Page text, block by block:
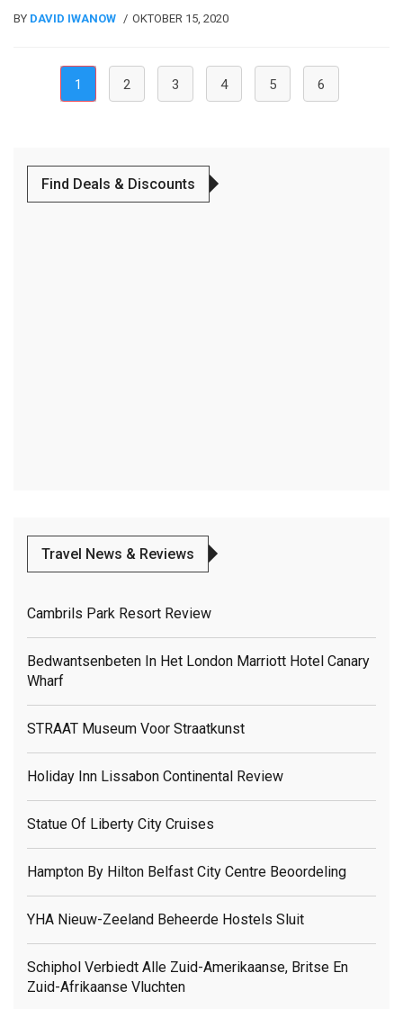
BY DAVID IWANOW OKTOBER 15, 2020
1 (current)
2 3 4 5 6
Find Deals & Discounts
Travel News & Reviews
Cambrils Park Resort Review
Bedwantsenbeten In Het London Marriott Hotel Canary
Wharf
STRAAT Museum Voor Straatkunst
Holiday Inn Lissabon Continental Review
Statue Of Liberty City Cruises
Hampton By Hilton Belfast City Centre Beoordeling
YHA Nieuw-Zeeland Beheerde Hostels Sluit
Schiphol Verbiedt Alle Zuid-Amerikaanse, Britse En
Zuid-Afrikaanse Vluchten